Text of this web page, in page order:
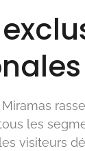
les
visiteurs